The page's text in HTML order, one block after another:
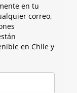
en tu
correo,
en Chile y